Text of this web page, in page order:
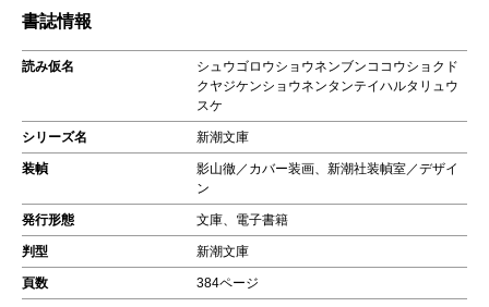
書誌情報
読み仮名
シュウゴロウショウネンブンココウショクド
クヤジケンショウネンタンテイハルタリュウ
スケ
シリーズ名 新潮文庫
装幀
影山徹／カバー装画、新潮社装幀室／デザイ
ン
発行形態 文庫、電子書籍
判型 新潮文庫
頁数 384ページ